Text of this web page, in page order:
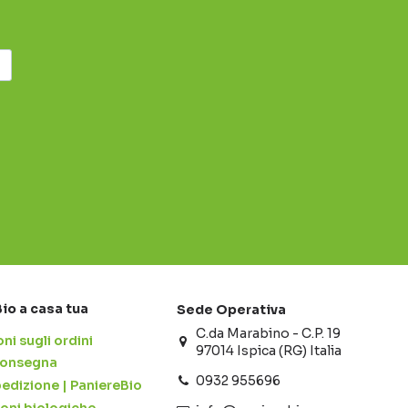
a casa tua
sugli ordini
| PaniereBio
Sede Operativa
C.da Marabino - C.P. 19
97014 Ispica (RG) Italia
0932 955696